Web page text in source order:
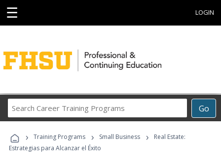
☰ LOGIN
Go
Career
Programs
› Training Programs › Small Business ›
Real Estate:
Estrategias para Alcanzar el Éxito